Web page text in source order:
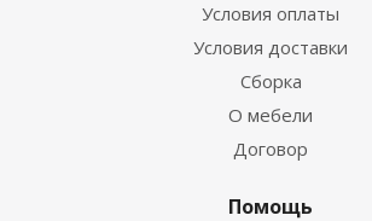
Условия оплаты
Условия доставки
Сборка
О мебели
Договор
Помощь